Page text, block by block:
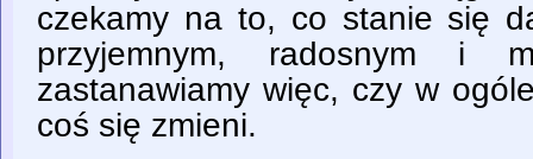
czekamy na to, co stanie się
przyjemnym, radosnym i
zastanawiamy więc, czy w
coś się zmieni.